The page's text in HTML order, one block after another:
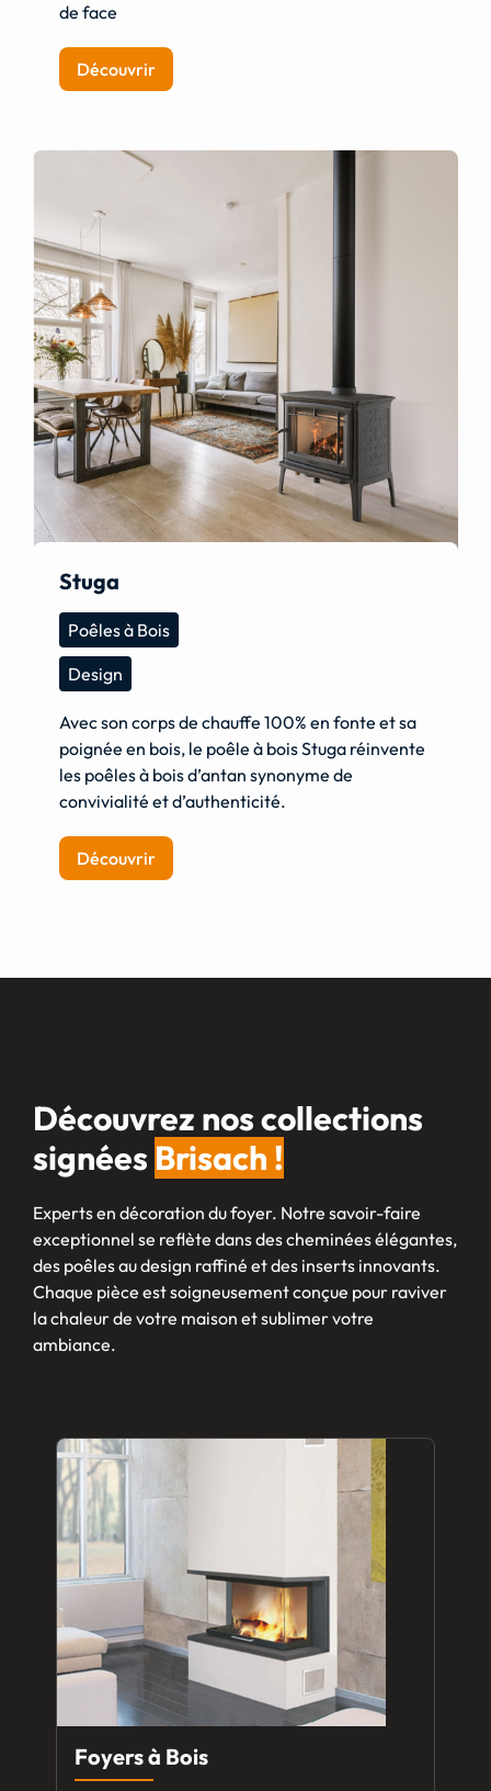
de face
Découvrir
Stuga
Poêles à Bois
Design
Avec son corps de chauffe 100% en fonte et sa
poignée en bois, le poêle à bois Stuga réinvente
les poêles à bois d’antan synonyme de
convivialité et d’authenticité.
Découvrir
Découvrez nos collections
signées Brisach !
Experts en décoration du foyer. Notre savoir-faire
exceptionnel se reflète dans des cheminées élégantes,
des poêles au design raffiné et des inserts innovants.
Chaque pièce est soigneusement conçue pour raviver
la chaleur de votre maison et sublimer votre
ambiance.
Foyers à Bois